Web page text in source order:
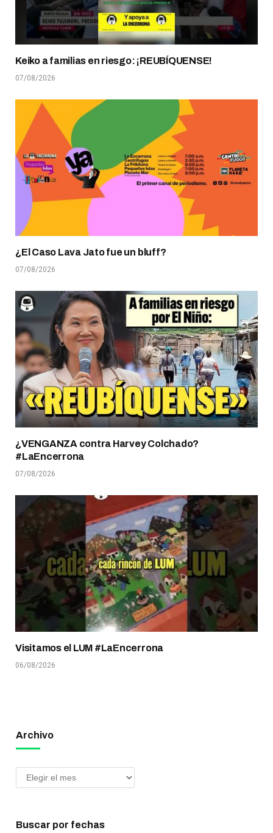
Keiko a familias en riesgo: ¡REUBÍQUENSE!
07/08/2026
¿El Caso Lava Jato fue un bluff?
07/08/2026
¿VENGANZA contra Harvey Colchado?
#LaEncerrona
07/08/2026
Visitamos el LUM #LaEncerrona
06/08/2026
Archivo
Buscar por fechas